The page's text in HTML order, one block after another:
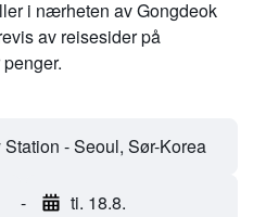
i nærheten av Gongdeok
av reisesider på
- Seoul, Sør-Korea
- ti. 18.8.